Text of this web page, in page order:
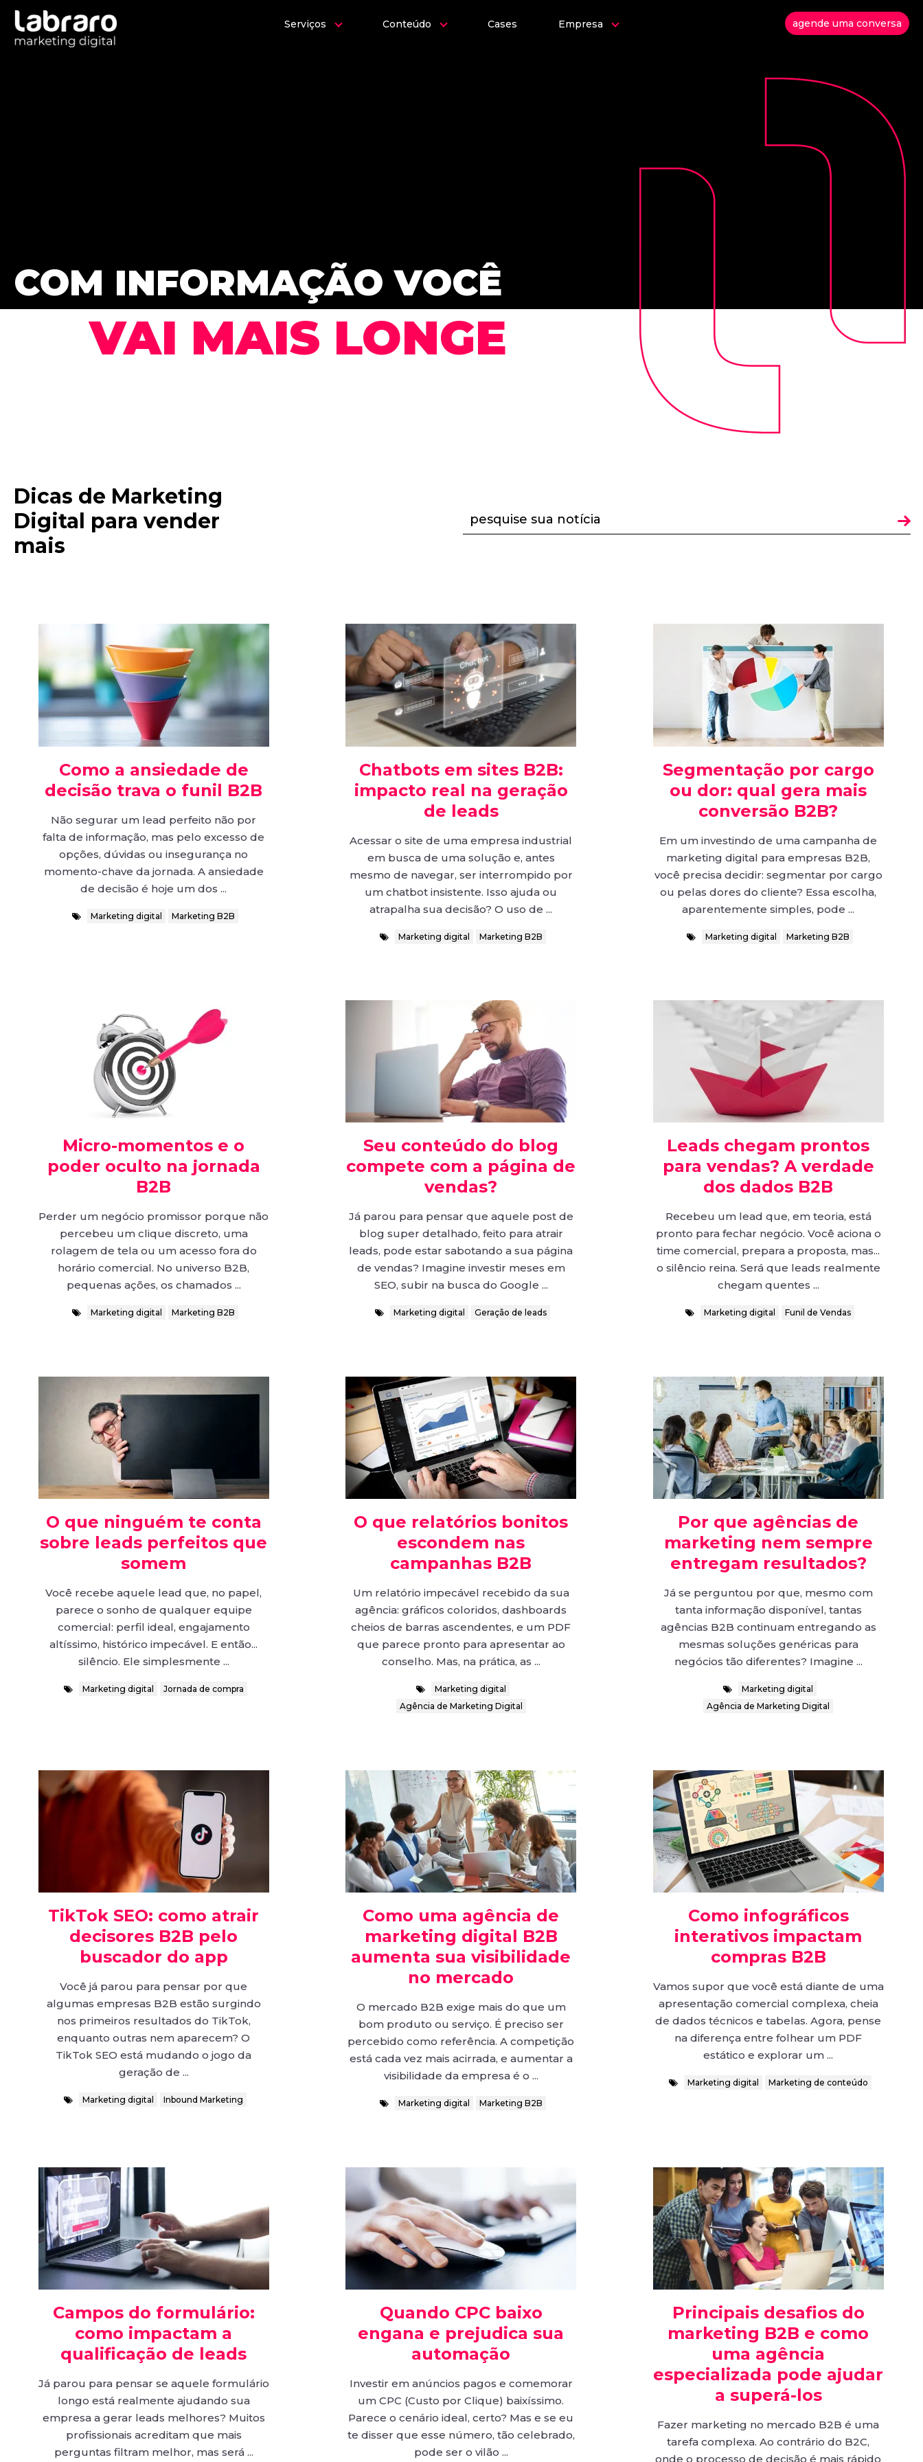
Serviços Conteúdo Cases Empresa agende uma conversa
COM INFORMAÇÃO VOCÊ
VAI MAIS LONGE
Dicas de Marketing
Digital para vender
mais
pesquise sua notícia
Como a ansiedade de
decisão trava o funil B2B
Não segurar um lead perfeito não por
falta de informação, mas pelo excesso de
opções, dúvidas ou insegurança no
momento-chave da jornada. A ansiedade
de decisão é hoje um dos ...
Marketing digital Marketing B2B
Chatbots em sites B2B:
impacto real na geração
de leads
Acessar o site de uma empresa industrial
em busca de uma solução e, antes
mesmo de navegar, ser interrompido por
um chatbot insistente. Isso ajuda ou
atrapalha sua decisão? O uso de ...
Marketing digital Marketing B2B
Segmentação por cargo
ou dor: qual gera mais
conversão B2B?
Em um investindo de uma campanha de
marketing digital para empresas B2B,
você precisa decidir: segmentar por cargo
ou pelas dores do cliente? Essa escolha,
aparentemente simples, pode ...
Marketing digital Marketing B2B
Micro-momentos e o
poder oculto na jornada
B2B
Perder um negócio promissor porque não
percebeu um clique discreto, uma
rolagem de tela ou um acesso fora do
horário comercial. No universo B2B,
pequenas ações, os chamados ...
Marketing digital Marketing B2B
Seu conteúdo do blog
compete com a página de
vendas?
Já parou para pensar que aquele post de
blog super detalhado, feito para atrair
leads, pode estar sabotando a sua página
de vendas? Imagine investir meses em
SEO, subir na busca do Google ...
Marketing digital Geração de leads
Leads chegam prontos
para vendas? A verdade
dos dados B2B
Recebeu um lead que, em teoria, está
pronto para fechar negócio. Você aciona o
time comercial, prepara a proposta, mas...
o silêncio reina. Será que leads realmente
chegam quentes ...
Marketing digital Funil de Vendas
O que ninguém te conta
sobre leads perfeitos que
somem
Você recebe aquele lead que, no papel,
parece o sonho de qualquer equipe
comercial: perfil ideal, engajamento
altíssimo, histórico impecável. E então...
silêncio. Ele simplesmente ...
Marketing digital Jornada de compra
O que relatórios bonitos
escondem nas
campanhas B2B
Um relatório impecável recebido da sua
agência: gráficos coloridos, dashboards
cheios de barras ascendentes, e um PDF
que parece pronto para apresentar ao
conselho. Mas, na prática, as ...
Marketing digital
Agência de Marketing Digital
Por que agências de
marketing nem sempre
entregam resultados?
Já se perguntou por que, mesmo com
tanta informação disponível, tantas
agências B2B continuam entregando as
mesmas soluções genéricas para
negócios tão diferentes? Imagine ...
Marketing digital
Agência de Marketing Digital
TikTok SEO: como atrair
decisores B2B pelo
buscador do app
Você já parou para pensar por que
algumas empresas B2B estão surgindo
nos primeiros resultados do TikTok,
enquanto outras nem aparecem? O
TikTok SEO está mudando o jogo da
geração de ...
Marketing digital Inbound Marketing
Como uma agência de
marketing digital B2B
aumenta sua visibilidade
no mercado
O mercado B2B exige mais do que um
bom produto ou serviço. É preciso ser
percebido como referência. A competição
está cada vez mais acirrada, e aumentar a
visibilidade da empresa é o ...
Marketing digital Marketing B2B
Como infográficos
interativos impactam
compras B2B
Vamos supor que você está diante de uma
apresentação comercial complexa, cheia
de dados técnicos e tabelas. Agora, pense
na diferença entre folhear um PDF
estático e explorar um ...
Marketing digital Marketing de conteúdo
Campos do formulário:
como impactam a
qualificação de leads
Já parou para pensar se aquele formulário
longo está realmente ajudando sua
empresa a gerar leads melhores? Muitos
profissionais acreditam que mais
perguntas filtram melhor, mas será ...
Quando CPC baixo
engana e prejudica sua
automação
Investir em anúncios pagos e comemorar
um CPC (Custo por Clique) baixíssimo.
Parece o cenário ideal, certo? Mas e se eu
te disser que esse número, tão celebrado,
pode ser o vilão ...
Principais desafios do
marketing B2B e como
uma agência
especializada pode ajudar
a superá-los
Fazer marketing no mercado B2B é uma
tarefa complexa. Ao contrário do B2C,
onde o processo de decisão é mais rápido